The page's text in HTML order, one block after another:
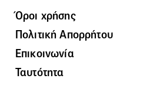
Όροι χρήσης
Πολιτική Απορρήτου
Επικοινωνία
Ταυτότητα